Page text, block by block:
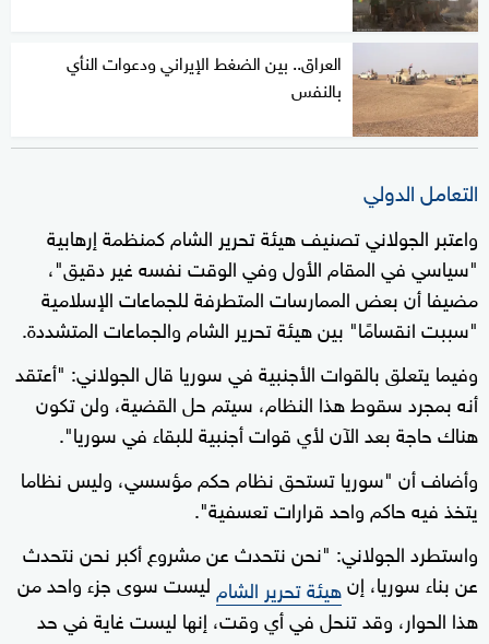
العراق.. بين الضغط الإيراني ودعوات النأي
بالنفس
التعامل الدولي
واعتبر الجولاني تصنيف هيئة تحرير الشام كمنظمة إرهابية
"سياسي في المقام الأول وفي الوقت نفسه غير دقيق"،
مضيفا أن بعض الممارسات المتطرفة للجماعات الإسلامية
"سببت انقسامًا" بين هيئة تحرير الشام والجماعات المتشددة.
وفيما يتعلق بالقوات الأجنبية في سوريا قال الجولاني: "أعتقد
أنه بمجرد سقوط هذا النظام، سيتم حل القضية، ولن تكون
هناك حاجة بعد الآن لأي قوات أجنبية للبقاء في سوريا".
وأضاف أن "سوريا تستحق نظام حكم مؤسسي، وليس نظاما
يتخذ فيه حاكم واحد قرارات تعسفية".
واستطرد الجولاني: "نحن نتحدث عن مشروع أكبر نحن نتحدث
عن بناء سوريا، إنهيئة تحرير الشام ليست سوى جزء واحد من
هذا الحوار، وقد تنحل في أي وقت، إنها ليست غاية في حد